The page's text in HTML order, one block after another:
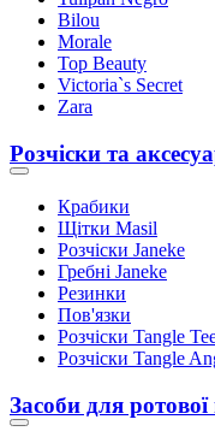
Bilou
Morale
Top Beauty
Victoria`s Secret
Zara
Розчіски та
Крабики
Щітки Masil
Розчіски Janeke
Гребні Janeke
Резинки
Пов'язки
Розчіски Tangle
Розчіски Tangle
Засоби для